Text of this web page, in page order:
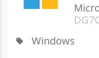
local_offer Windows